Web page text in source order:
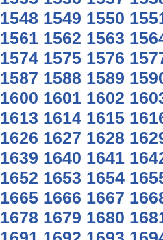
1548 1549 1550
1561 1562 1563
1574 1575 1576
1587 1588 1589
1600 1601 1602
1613 1614 1615
1626 1627 1628
1639 1640 1641
1652 1653 1654
1665 1666 1667
1678 1679 1680